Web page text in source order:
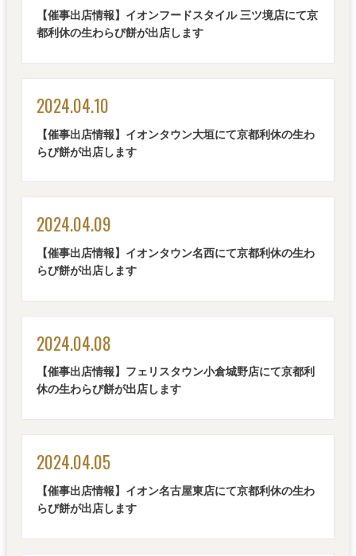
【催事出店情報】イオンフードスタイル 三ツ境店にて京
都利休の生わらび餅が出店します
2024.04.10
【催事出店情報】イオンタウン大垣にて京都利休の生わ
らび餅が出店します
2024.04.09
【催事出店情報】イオンタウン名西にて京都利休の生わ
らび餅が出店します
2024.04.08
【催事出店情報】フェリスタウン小倉城野店にて京都利
休の生わらび餅が出店します
2024.04.05
【催事出店情報】イオン名古屋東店にて京都利休の生わ
らび餅が出店します